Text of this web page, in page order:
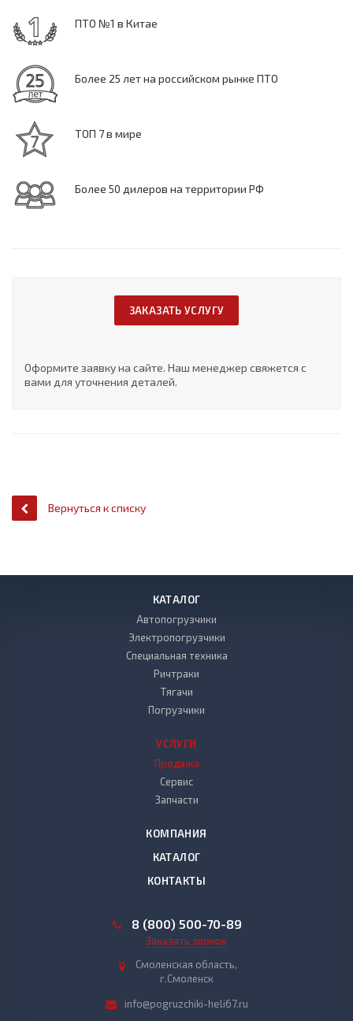
ПТО №1 в Китае
Более 25 лет на российском рынке ПТО
ТОП 7 в мире
Более 50 дилеров на территории РФ
ЗАКАЗАТЬ УСЛУГУ
Оформите заявку на сайте. Наш менеджер свяжется с
вами для уточнения деталей.
Вернуться к списку
КАТАЛОГ
Автопогрузчики
Электропогрузчики
Специальная техника
Ричтраки
Тягачи
Погрузчики
УСЛУГИ
Продажа
Сервис
Запчасти
КОМПАНИЯ
КАТАЛОГ
КОНТАКТЫ
8 (800) 500-70-89
Заказать звонок
Смоленская область,
г.Смоленск
info@pogruzchiki-heli67.ru